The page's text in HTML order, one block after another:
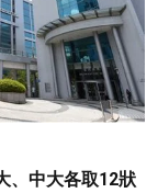
、中大各取12狀